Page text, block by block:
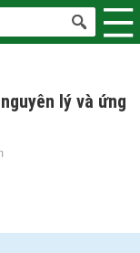
lý và ứng